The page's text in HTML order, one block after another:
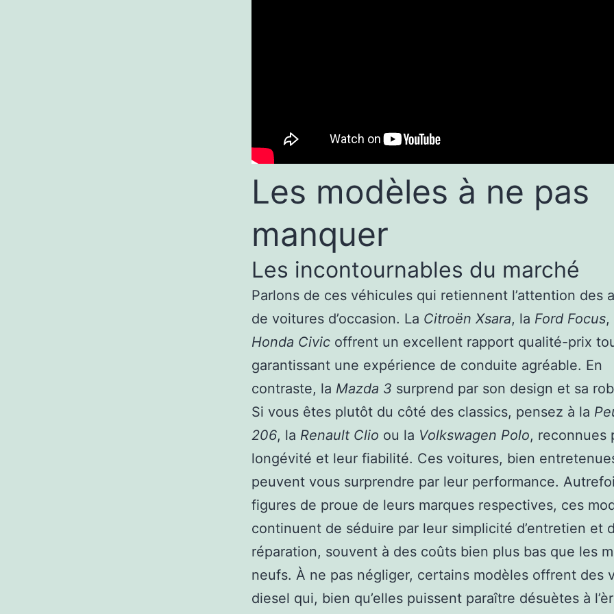
Les modèles à ne pas
manquer
Les incontournables du marché
Parlons de ces véhicules qui retiennent l’attention des
de voitures d’occasion. La Citroën Xsara, la Ford Focus,
Honda Civic offrent un excellent rapport qualité-prix
garantissant une expérience de conduite agréable. En
contraste, la Mazda 3 surprend par son design et sa
Si vous êtes plutôt du côté des classics, pensez à la
206, la Renault Clio ou la Volkswagen Polo, reconnues
longévité et leur fiabilité. Ces voitures, bien
peuvent vous surprendre par leur performance.
figures de proue de leurs marques respectives, ces
continuent de séduire par leur simplicité d’entretien et
réparation, souvent à des coûts bien plus bas que les
neufs. À ne pas négliger, certains modèles offrent des
diesel qui, bien qu’elles puissent paraître désuètes à